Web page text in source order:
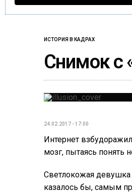
ИСТОРИЯ В КАДРАХ
Снимок с
24.02.2017 - 17:00
Интернет
мозг, пытаясь понять
Светлокожая девушка
казалось бы, самым